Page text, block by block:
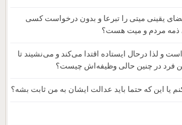
یقینی میتی را تبرعا و بدون درخواست کسی
ذمه مردم و میت هست؟
و لذا درحال ایستاده اقتدا می‌کند و می‌نشیند تا
فرد در چنین حالی وظیفه‌اش چیست؟
یا این که حتما باید عدالت ایشان به من ثابت بشه؟